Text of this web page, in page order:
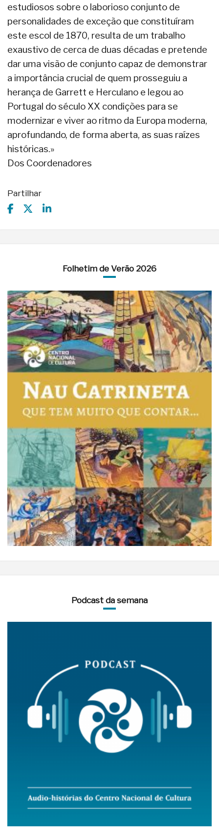
estudiosos sobre o laborioso conjunto de
personalidades de exceção que constituíram
este escol de 1870, resulta de um trabalho
exaustivo de cerca de duas décadas e pretende
dar uma visão de conjunto capaz de demonstrar
a importância crucial de quem prosseguiu a
herança de Garrett e Herculano e legou ao
Portugal do século XX condições para se
modernizar e viver ao ritmo da Europa moderna,
aprofundando, de forma aberta, as suas raízes
históricas.»
Dos Coordenadores
Partilhar
Folhetim de Verão 2026
Podcast da semana